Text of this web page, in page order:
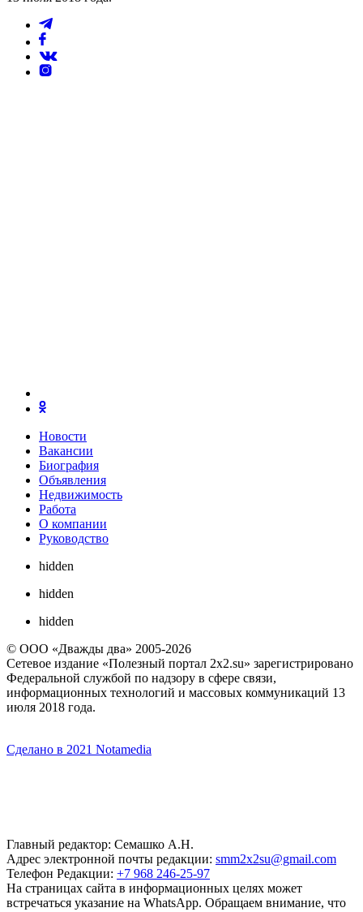
Новости
Вакансии
Биография
Объявления
Недвижимость
Работа
О компании
Руководство
hidden
hidden
hidden
© ООО «Дважды два» 2005-2026
Сетевое издание «Полезный портал 2x2.su» зарегистрировано
Федеральной службой по надзору в сфере связи,
информационных технологий и массовых коммуникаций 13
июля 2018 года.
Сделано в 2021 Notamedia
Главный редактор: Семашко А.Н.
Адрес электронной почты редакции: smm2x2su@gmail.com
Телефон Редакции: +7 968 246-25-97
На страницах сайта в информационных целях может
встречаться указание на WhatsApp. Обращаем внимание, что